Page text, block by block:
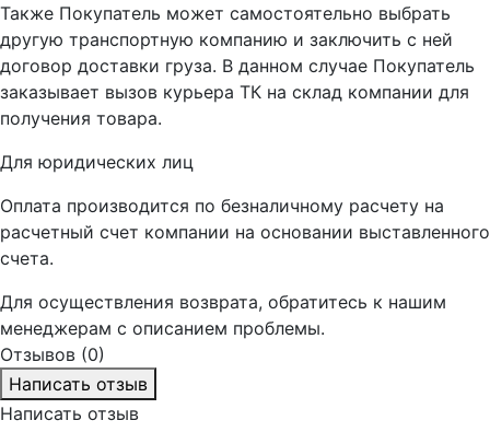
Также Покупатель может самостоятельно выбрать
другую транспортную компанию и заключить с ней
договор доставки груза. В данном случае Покупатель
заказывает вызов курьера ТК на склад компании для
получения товара.
Для юридических лиц
Оплата производится по безналичному расчету на
расчетный счет компании на основании выставленного
счета.
Для осуществления возврата, обратитесь к нашим
менеджерам с описанием проблемы.
Отзывов (0)
Написать отзыв
Написать отзыв